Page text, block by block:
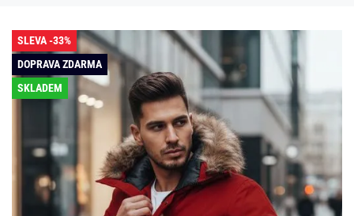
SLEVA -33%
DOPRAVA ZDARMA
SKLADEM